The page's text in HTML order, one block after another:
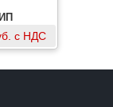
с НДС